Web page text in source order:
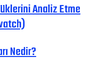
Analiz Etme
Nedir?